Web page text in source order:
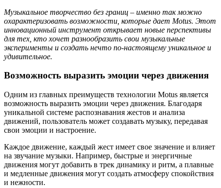
Музыкальное творчество без границ – именно так можно
охарактеризовать возможности, которые дает Motus. Этот
инновационный инструмент открывает новые перспективы
для тех, кто хочет разнообразить свои музыкальные
эксперименты и создать нечто по-настоящему уникальное и
удивительное.
Возможность выразить эмоции через движения
Одним из главных преимуществ технологии Motus является
возможность выразить эмоции через движения. Благодаря
уникальной системе распознавания жестов и анализа
движений, пользователь может создавать музыку, передавая
свои эмоции и настроение.
Каждое движение, каждый жест имеет свое значение и влияет
на звучание музыки. Например, быстрые и энергичные
движения могут добавить в трек динамику и ритм, а плавные
и медленные движения могут создать атмосферу спокойствия
и нежности.